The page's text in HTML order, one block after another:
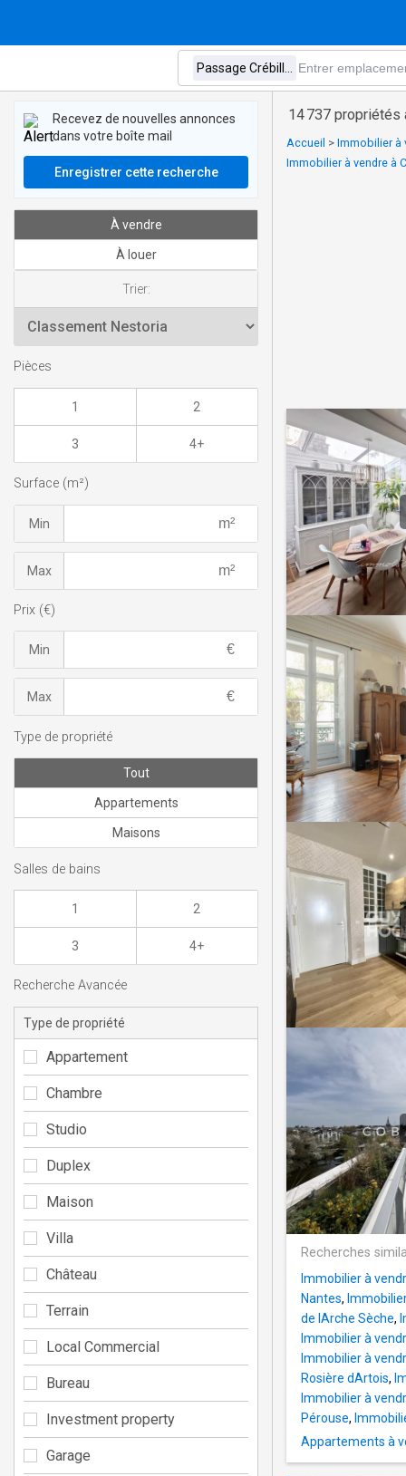
14 737 propriétés
Accueil > Immobilier à
Immobilier à vendre à
Recherches
Immobilier à
Nantes,
de lArche Sèche,
Immobilier à
Immobilier à
Rosière dArtois,
Immobilier à
Pérouse,
Appartements à
Recevez de nouvelles annonces
dans votre boîte mail
Enregistrer cette recherche
À vendre
À louer
Trier:
Pièces
1 2
3 4+
Surface (m²)
Min
Max
Prix (€)
Min
Max
Type de propriété
Tout
Appartements
Maisons
Salles de bains
1 2
3 4+
Recherche Avancée
Type de propriété
Appartement
Chambre
Studio
Duplex
Maison
Villa
Château
Terrain
Local Commercial
Bureau
Investment property
Garage